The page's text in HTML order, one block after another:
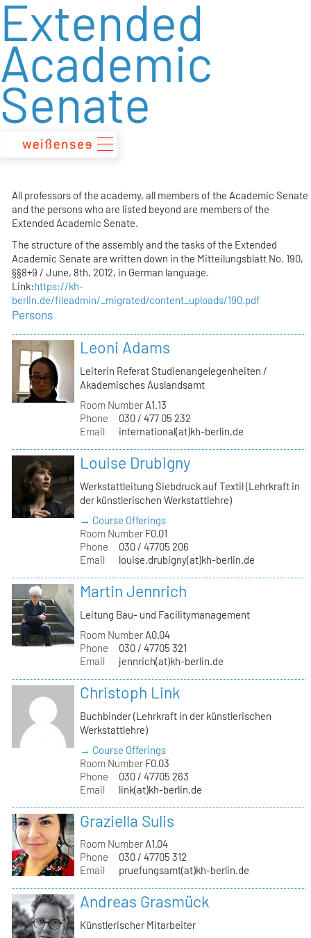
zum
Inhalt
Extended
Academic
Senate
All professors of the academy, all members of the Academic Senate
and the persons who are listed beyond are members of the
Extended Academic Senate.
The structure of the assembly and the tasks of the Extended
Academic Senate are written down in the Mitteilungsblatt No. 190,
§§8+9 / June, 8th, 2012, in German language.
Link:https://kh-
berlin.de/fileadmin/_migrated/content_uploads/190.pdf
Persons
Leoni Adams
Leiterin Referat Studienangelegenheiten /
Akademisches Auslandsamt
Room Number A1.13
Phone
030 / 477 05 232
Email
international(at)kh-berlin.de
Louise Drubigny
Werkstattleitung Siebdruck auf Textil (Lehrkraft in
der künstlerischen Werkstattlehre)
→ Course Offerings
Room Number F0.01
Phone
030 / 47705 206
Email
louise.drubigny(at)kh-berlin.de
Martin Jennrich
Leitung Bau- und Facilitymanagement
Room Number A0.04
Phone
030 / 47705 321
Email
jennrich(at)kh-berlin.de
Christoph Link
Buchbinder (Lehrkraft in der künstlerischen
Werkstattlehre)
→ Course Offerings
Room Number F0.03
Phone
030 / 47705 263
Email
link(at)kh-berlin.de
Graziella Sulis
Room Number A1.04
Phone
030 / 47705 312
Email
pruefungsamt(at)kh-berlin.de
Andreas Grasmück
Künstlerischer Mitarbeiter